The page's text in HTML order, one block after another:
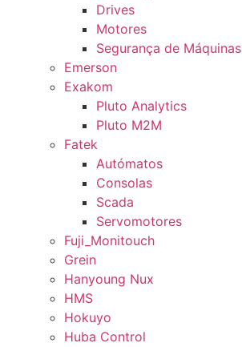
Drives
Motores
Segurança de Máquinas
Emerson
Exakom
Pluto Analytics
Pluto M2M
Fatek
Autómatos
Consolas
Scada
Servomotores
Fuji_Monitouch
Grein
Hanyoung Nux
HMS
Hokuyo
Huba Control